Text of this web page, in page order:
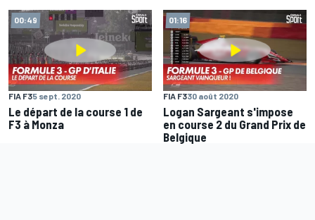
00:49
FIA F35 sept. 2020
Le départ de la course 1 de
F3 à Monza
01:16
FIA F330 août 2020
Logan Sargeant s'impose
en course 2 du Grand Prix de
Belgique